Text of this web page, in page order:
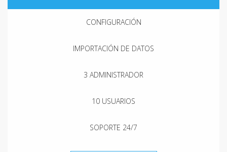
CONFIGURACIÓN
IMPORTACIÓN DE DATOS
3 ADMINISTRADOR
10 USUARIOS
SOPORTE 24/7